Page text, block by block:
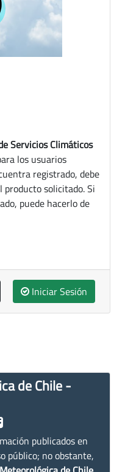
Servicios Climáticos
los usuarios
registrado, debe
solicitado. Si
puede hacerlo de
Iniciar Sesión
de Chile -
publicados en
público; no obstante,